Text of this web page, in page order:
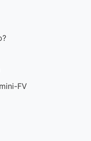
FV